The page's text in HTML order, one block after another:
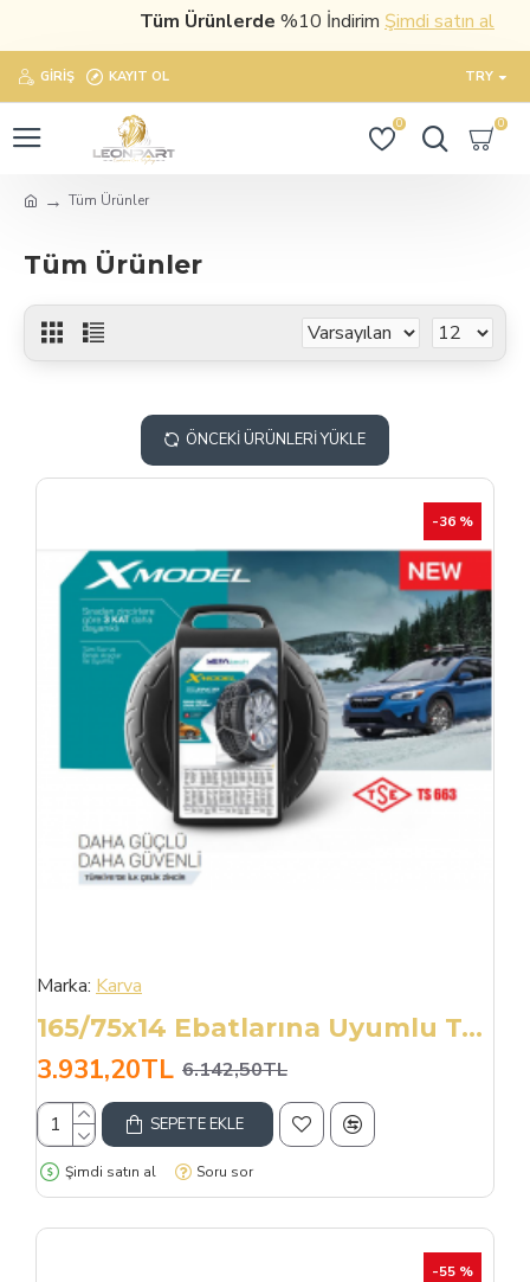
Tüm Ürünlerde%10 İndirimŞimdi satın al
GIRIŞ KAYIT OL TRY
0 0
Tüm Ürünler
Tüm Ürünler
ÖNCEKI ÜRÜNLERI YÜKLE
-36 %
Marka: Karva
165/75x14 Ebatlarına Uyumlu Takmatik X Tipi Kar Patinaj Zinciri
3.931,20TL 6.142,50TL
SEPETE EKLE
Şimdi satın al Soru sor
-55 %